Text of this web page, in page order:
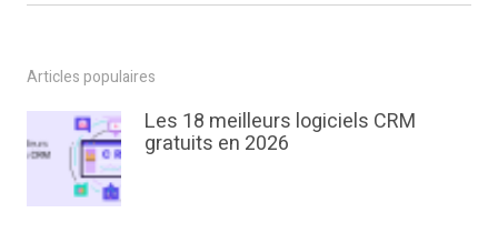
Articles populaires
Les 18 meilleurs logiciels CRM
gratuits en 2026